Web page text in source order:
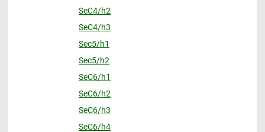
SeC4/h2
SeC4/h3
Sec5/h1
Sec5/h2
SeC6/h1
SeC6/h2
SeC6/h3
SeC6/h4